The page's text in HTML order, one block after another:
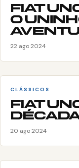
FIAT
O
22 ago 2024
CLÁSSICOS
FIAT
20 ago 2024